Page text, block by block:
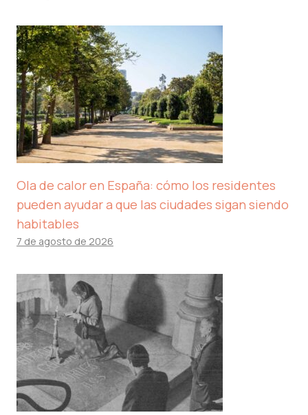
Ola de calor en España: cómo los residentes
pueden ayudar a que las ciudades sigan siendo
habitables
7 de agosto de 2026